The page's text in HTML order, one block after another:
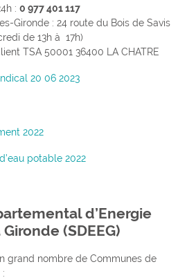
: 0 977 401 117
Gironde : 24 route du Bois de Savis
de 13h à 17h)
TSA 50001 36400 LA CHATRE
20 06 2023
2022
potable 2022
d’Energie
(SDEEG)
grand nombre de Communes de